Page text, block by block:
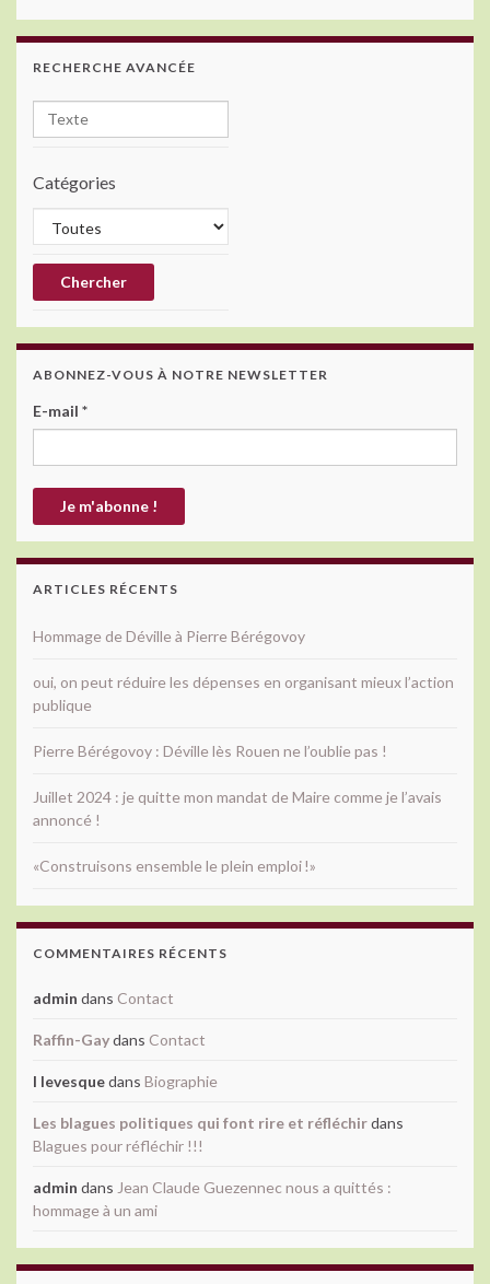
RECHERCHE AVANCÉE
Catégories
ABONNEZ-VOUS À NOTRE NEWSLETTER
E-mail *
ARTICLES RÉCENTS
Hommage de Déville à Pierre Bérégovoy
oui, on peut réduire les dépenses en organisant mieux l’action
publique
Pierre Bérégovoy : Déville lès Rouen ne l’oublie pas !
Juillet 2024 : je quitte mon mandat de Maire comme je l’avais
annoncé !
«Construisons ensemble le plein emploi !»
COMMENTAIRES RÉCENTS
admin dans Contact
Raffin-Gaydans Contact
l levesquedans Biographie
Les blagues politiques qui font rire et réfléchirdans
Blagues pour réfléchir !!!
admin dans Jean Claude Guezennec nous a quittés :
hommage à un ami